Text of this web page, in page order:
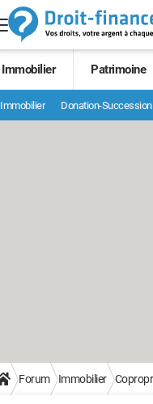
Immobilier Patrimoine
Immobilier Donation-Succession
Forum Immobilier